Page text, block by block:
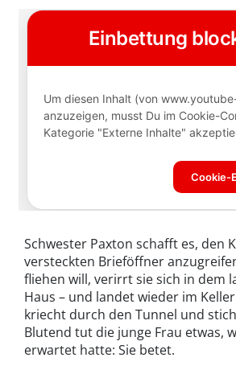
Schwester Paxton schafft es, den
versteckten Brieföffner
fliehen will, verirrt sie sich in dem
Haus – und landet wieder im
kriecht durch den Tunnel und
Blutend tut die junge Frau etwas,
erwartet hatte: Sie betet.